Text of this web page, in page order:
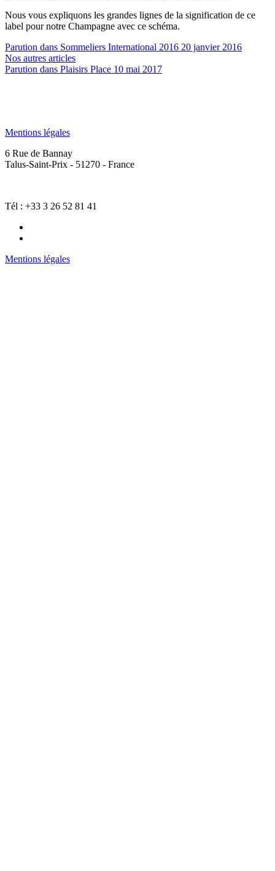
Nous vous expliquons les grandes lignes de la signification de ce
label pour notre Champagne avec ce schéma.
Parution dans Sommeliers International 2016 20 janvier 2016
Nos autres articles
Parution dans Plaisirs Place 10 mai 2017
Mentions légales
6 Rue de Bannay
Talus-Saint-Prix - 51270 - France
Tél : +33 3 26 52 81 41
Mentions légales